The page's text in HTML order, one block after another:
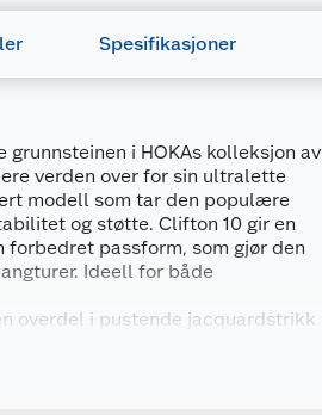
Spesifikasjoner
i HOKAs kolleksjon av
verden over for sin ultralette
modell som tar den populære
og støtte. Clifton 10 gir en
passform, som gjør den
Ideell for både
overdel i pustende jacquardstrikk